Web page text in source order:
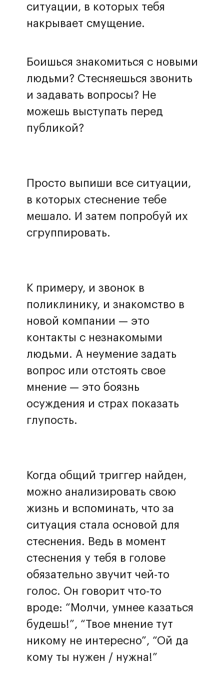
ситуации, в которых тебя
накрывает смущение.
Боишься знакомиться с новыми
людьми? Стесняешься звонить
и задавать вопросы? Не
можешь выступать перед
публикой?
Просто выпиши все ситуации,
в которых стеснение тебе
мешало. И затем попробуй их
сгруппировать.
К примеру, и звонок в
поликлинику, и знакомство в
новой компании — это
контакты с незнакомыми
людьми. А неумение задать
вопрос или отстоять свое
мнение — это боязнь
осуждения и страх показать
глупость.
Когда общий триггер найден,
можно анализировать свою
жизнь и вспоминать, что за
ситуация стала основой для
стеснения. Ведь в момент
стеснения у тебя в голове
обязательно звучит чей-то
голос. Он говорит что-то
вроде: “Молчи, умнее казаться
будешь!”, “Твое мнение тут
никому не интересно”, “Ой да
кому ты нужен / нужна!”